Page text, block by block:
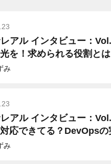
レアル インタビュー：
を！求められる役割とは
み
レアル インタビュー：
応できてる？DevOpsの
み